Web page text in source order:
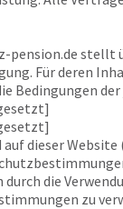
pension.destellt
Für deren
Bedingungen
auf dieser
durch die
zu